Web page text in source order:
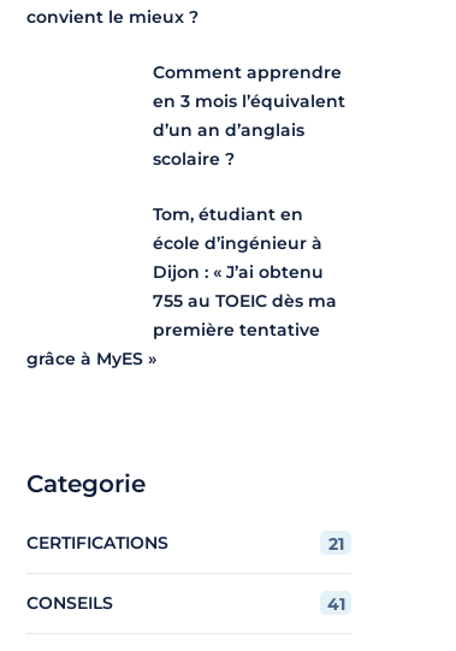
convient le mieux ?
Comment apprendre
en 3 mois l’équivalent
d’un an d’anglais
scolaire ?
Tom, étudiant en
école d’ingénieur à
Dijon : « J’ai obtenu
755 au TOEIC dès ma
première tentative
grâce à MyES »
Categorie
CERTIFICATIONS 21
CONSEILS 41